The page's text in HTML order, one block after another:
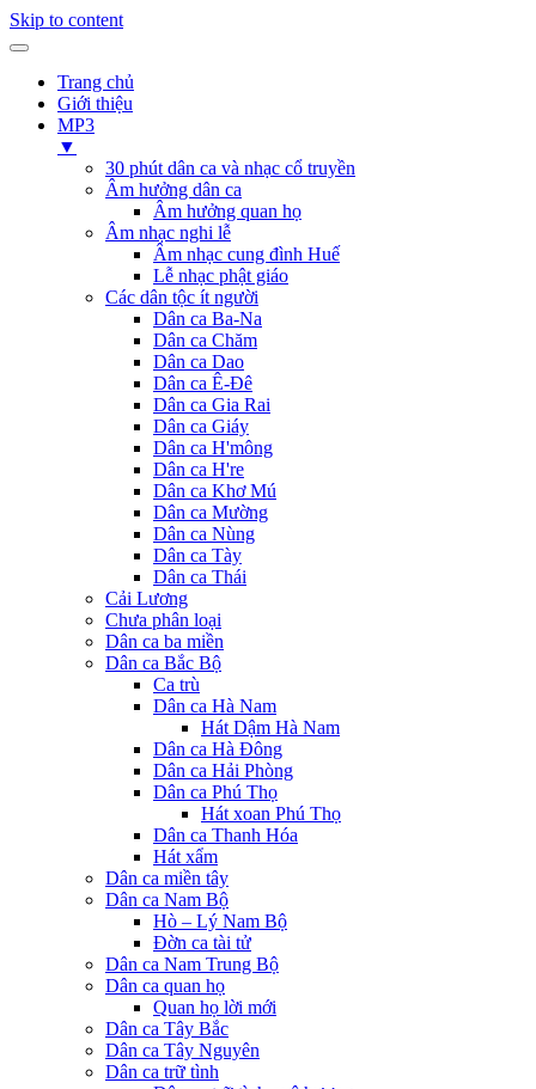
Skip to content
Trang chủ
Giới thiệu
MP3
▼
30 phút dân ca và nhạc cổ truyền
Âm hưởng dân ca
Âm hưởng quan họ
Âm nhạc nghi lễ
Âm nhạc cung đình Huế
Lễ nhạc phật giáo
Các dân tộc ít người
Dân ca Ba-Na
Dân ca Chăm
Dân ca Dao
Dân ca Ê-Đê
Dân ca Gia Rai
Dân ca Giáy
Dân ca H'mông
Dân ca H're
Dân ca Khơ Mú
Dân ca Mường
Dân ca Nùng
Dân ca Tày
Dân ca Thái
Cải Lương
Chưa phân loại
Dân ca ba miền
Dân ca Bắc Bộ
Ca trù
Dân ca Hà Nam
Hát Dậm Hà Nam
Dân ca Hà Đông
Dân ca Hải Phòng
Dân ca Phú Thọ
Hát xoan Phú Thọ
Dân ca Thanh Hóa
Hát xẩm
Dân ca miền tây
Dân ca Nam Bộ
Hò – Lý Nam Bộ
Đờn ca tài tử
Dân ca Nam Trung Bộ
Dân ca quan họ
Quan họ lời mới
Dân ca Tây Bắc
Dân ca Tây Nguyên
Dân ca trữ tình